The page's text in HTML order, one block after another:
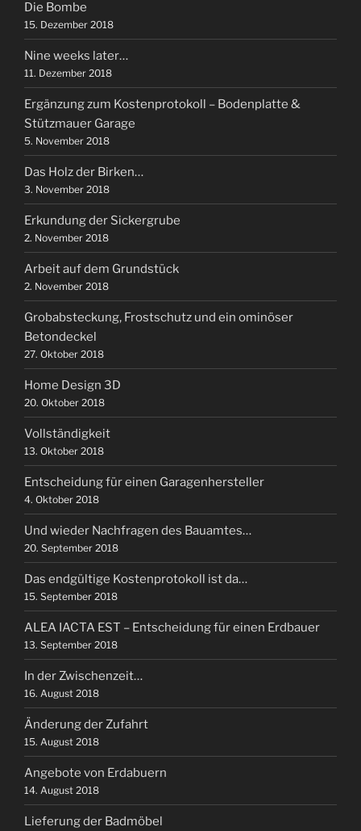
Die Bombe
15. Dezember 2018
Nine weeks later…
11. Dezember 2018
Ergänzung zum Kostenprotokoll – Bodenplatte &
Stützmauer Garage
5. November 2018
Das Holz der Birken…
3. November 2018
Erkundung der Sickergrube
2. November 2018
Arbeit auf dem Grundstück
2. November 2018
Grobabsteckung, Frostschutz und ein ominöser
Betondeckel
27. Oktober 2018
Home Design 3D
20. Oktober 2018
Vollständigkeit
13. Oktober 2018
Entscheidung für einen Garagenhersteller
4. Oktober 2018
Und wieder Nachfragen des Bauamtes…
20. September 2018
Das endgültige Kostenprotokoll ist da…
15. September 2018
ALEA IACTA EST – Entscheidung für einen Erdbauer
13. September 2018
In der Zwischenzeit…
16. August 2018
Änderung der Zufahrt
15. August 2018
Angebote von Erdabuern
14. August 2018
Lieferung der Badmöbel